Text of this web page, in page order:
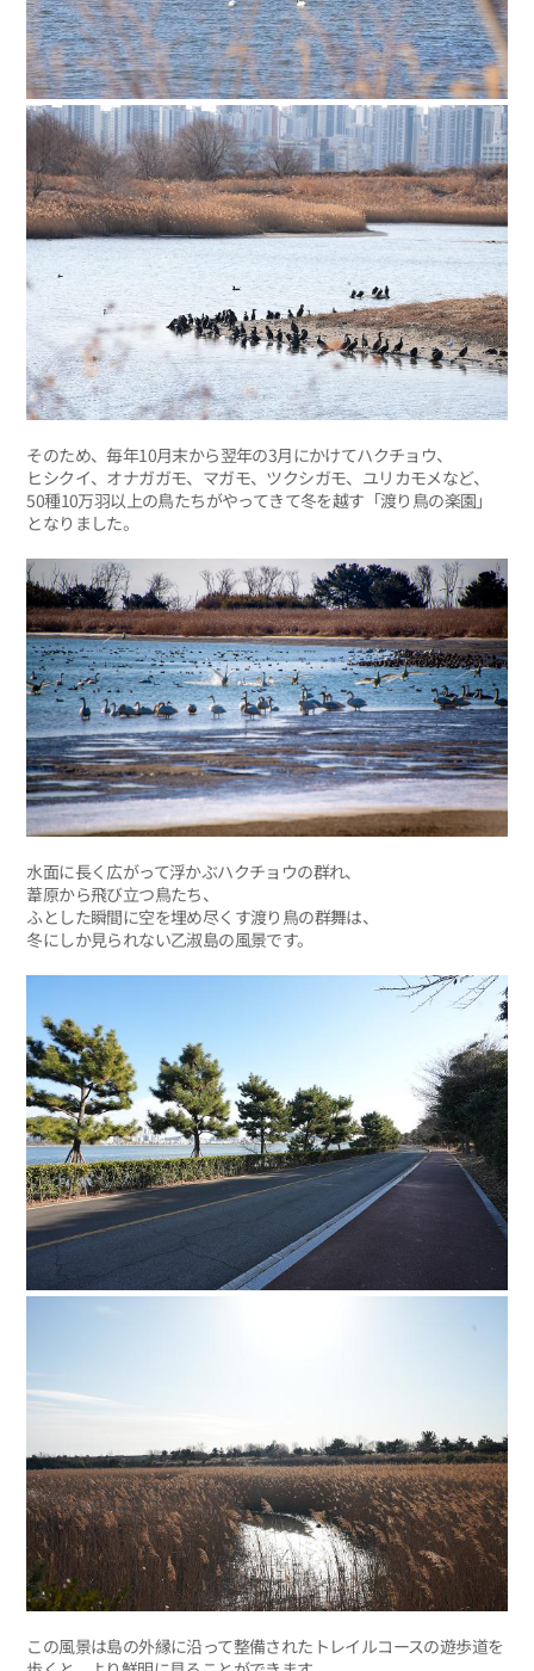
そのため、毎年10月末から翌年の3月にかけてハクチョウ、
ヒシクイ、オナガガモ、マガモ、ツクシガモ、ユリカモメなど、
50種10万羽以上の鳥たちがやってきて冬を越す「渡り鳥の楽園」
となりました。
水面に長く広がって浮かぶハクチョウの群れ、
葦原から飛び立つ鳥たち、
ふとした瞬間に空を埋め尽くす渡り鳥の群舞は、
冬にしか見られない乙淑島の風景です。
この風景は島の外縁に沿って整備されたトレイルコースの遊歩道を